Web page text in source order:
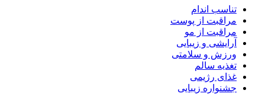
تناسب اندام
مراقبت از پوست
مراقبت از مو
آرایشی و زیبایی
ورزش و سلامتی
تغذیه سالم
غذای رژیمی
جشنواره زیبایی